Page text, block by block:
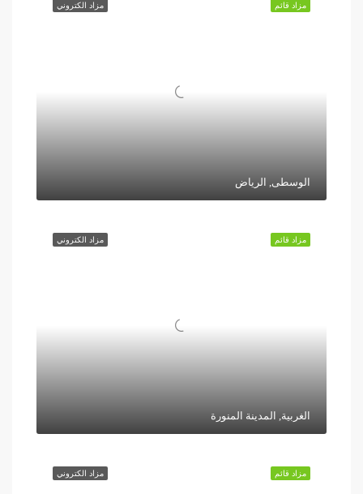
مزاد الكتروني مزاد قائم
الوسطى, الرياض
مزاد الكتروني مزاد قائم
الغربية, المدينة المنورة
مزاد الكتروني مزاد قائم